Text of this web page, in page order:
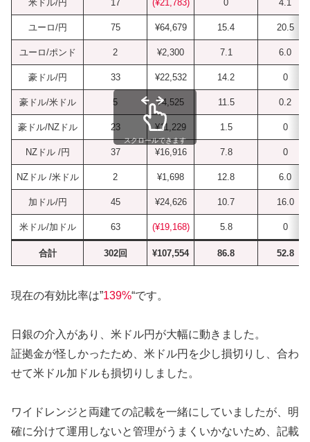
米ドル/円 17 (¥21,783) 0 4.1
ユーロ/円 75 ¥64,679 15.4 20.5
ユーロ/ポンド 2 ¥2,300 7.1 6.0
豪ドル/円 33 ¥22,532 14.2 0
豪ドル/米ドル 5 ¥4,525 11.5 0.2
豪ドル/NZドル 23 ¥11,229 1.5 0
NZドル /円 37 ¥16,916 7.8 0
NZドル /米ドル 2 ¥1,698 12.8 6.0
加ドル/円 45 ¥24,626 10.7 16.0
米ドル/加ドル 63 (¥19,168) 5.8 0
合計 302回 ¥107,554 86.8 52.8
スクロールできます
現在の有効比率は”139%“です。
日銀の介入があり、米ドル円が大幅に動きました。
証拠金が怪しかったため、米ドル円を少し損切りし、合わ
せて米ドル加ドルも損切りしました。
ワイドレンジと両建ての記載を一緒にしていましたが、明
確に分けて運用しないと管理がうまくいかないため、記載